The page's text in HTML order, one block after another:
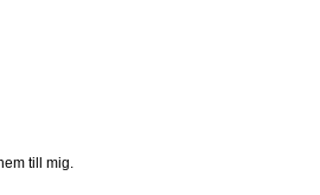
till mig.